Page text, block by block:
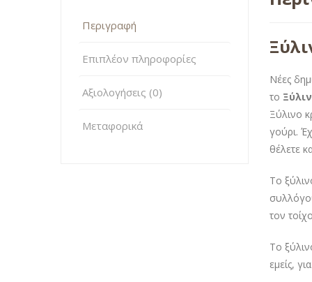
Περιγραφή
Επιπλέον πληροφορίες
Αξιολογήσεις (0)
Μεταφορικά
Νέες
το
Ξύλινο
γούρι.
θέλετε
Το
τον
Το
εμείς,